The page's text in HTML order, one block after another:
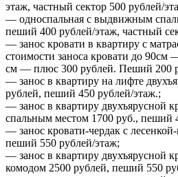
этаж, частный сектор 500 рублей/
— односпальная с выдвижным
пеший 400 рублей/этаж, частный
— занос кровати в квартиру с
стоимости заноса кровати до
см — плюс 300 рублей. Пеший 200
— занос в квартиру на лифте
рублей, пеший 450 рублей/этаж.;
— занос в квартиру двухъярусной
спальным местом 1700 руб., пеший
— занос кровати-чердак с
пеший 550 рублей/этаж;
— занос в квартиру двухъярусной
комодом 2500 рублей, пеший 550